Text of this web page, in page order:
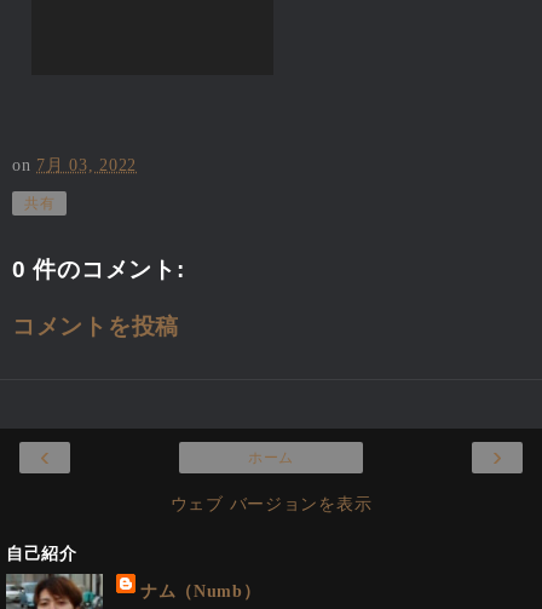
on 7月 03, 2022
共有
0 件のコメント:
コメントを投稿
‹ ›
ホーム
ウェブ バージョンを表示
自己紹介
ナム（Numb）